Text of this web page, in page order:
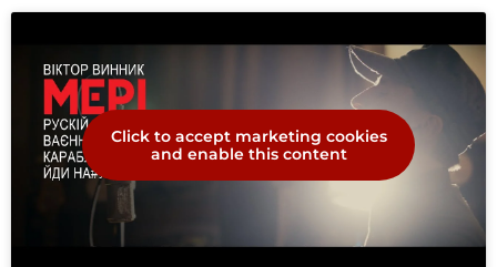
Click to accept marketing cookies
and enable this content